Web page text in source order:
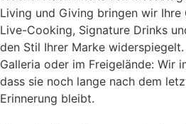
Living und Giving bringen wir Ihre
Live-Cooking, Signature Drinks
den Stil Ihrer Marke
Galleria oder im Freigelände: Wir
dass sie noch lange nach dem
Erinnerung bleibt.